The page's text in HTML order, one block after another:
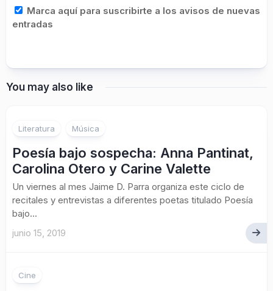
Marca aquí para suscribirte a los avisos de nuevas
entradas
You may also like
Literatura Música
Poesía bajo sospecha: Anna Pantinat,
Carolina Otero y Carine Valette
Un viernes al mes Jaime D. Parra organiza este ciclo de
recitales y entrevistas a diferentes poetas titulado Poesía
bajo...
junio 15, 2019
Cine